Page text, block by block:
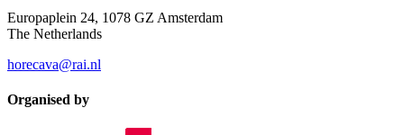
Europaplein 24, 1078 GZ Amsterdam
The Netherlands
horecava@rai.nl
Organised by